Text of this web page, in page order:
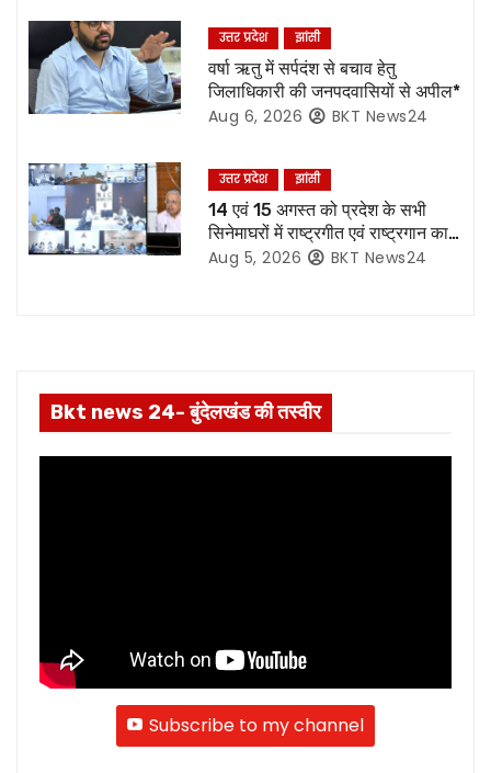
t
i
o
n
उत्तर प्रदेश झांसी
वर्षा ऋतु में सर्पदंश से बचाव हेतु
जिलाधिकारी की जनपदवासियों से अपील*
Aug 6, 2026 BKT News24
उत्तर प्रदेश झांसी
14 एवं 15 अगस्त को प्रदेश के सभी
सिनेमाघरों में राष्ट्रगीत एवं राष्ट्रगान का
हो अनिवार्य प्रसारण:- मुख्य सचिव*
Aug 5, 2026 BKT News24
Bkt news 24- बुंदेलखंड की तस्वीर
Subscribe to my channel